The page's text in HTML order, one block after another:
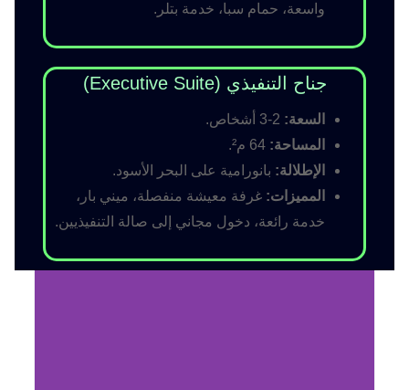
واسعة، حمام سبا، خدمة بتلر.
جناح التنفيذي (Executive Suite)
السعة:
المساحة:
الإطلالة: بانورامية على البحر الأسود.
المميزات: غرفة معيشة منفصلة، ميني بار،
خدمة رائعة، دخول مجاني إلى صالة التنفيذيين.